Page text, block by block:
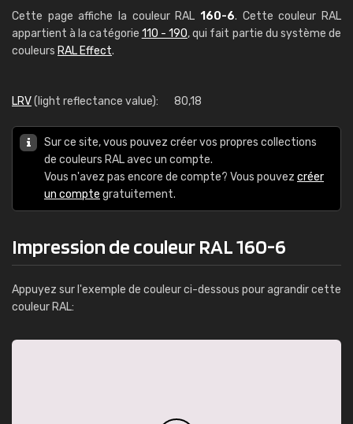
Cette page affiche la couleur RAL 160-6. Cette couleur RAL
appartient à la catégorie 110 - 190, qui fait partie du système de
couleurs RAL Effect.
LRV(light reflectance value): 80,18
Sur ce site, vous pouvez créer vos propres collections
de couleurs RAL avec un compte.
Vous n'avez pas encore de compte? Vous pouvez créer
un compte gratuitement.
Impression de couleur RAL 160-6
Appuyez sur l'exemple de couleur ci-dessous pour agrandir cette
couleur RAL: